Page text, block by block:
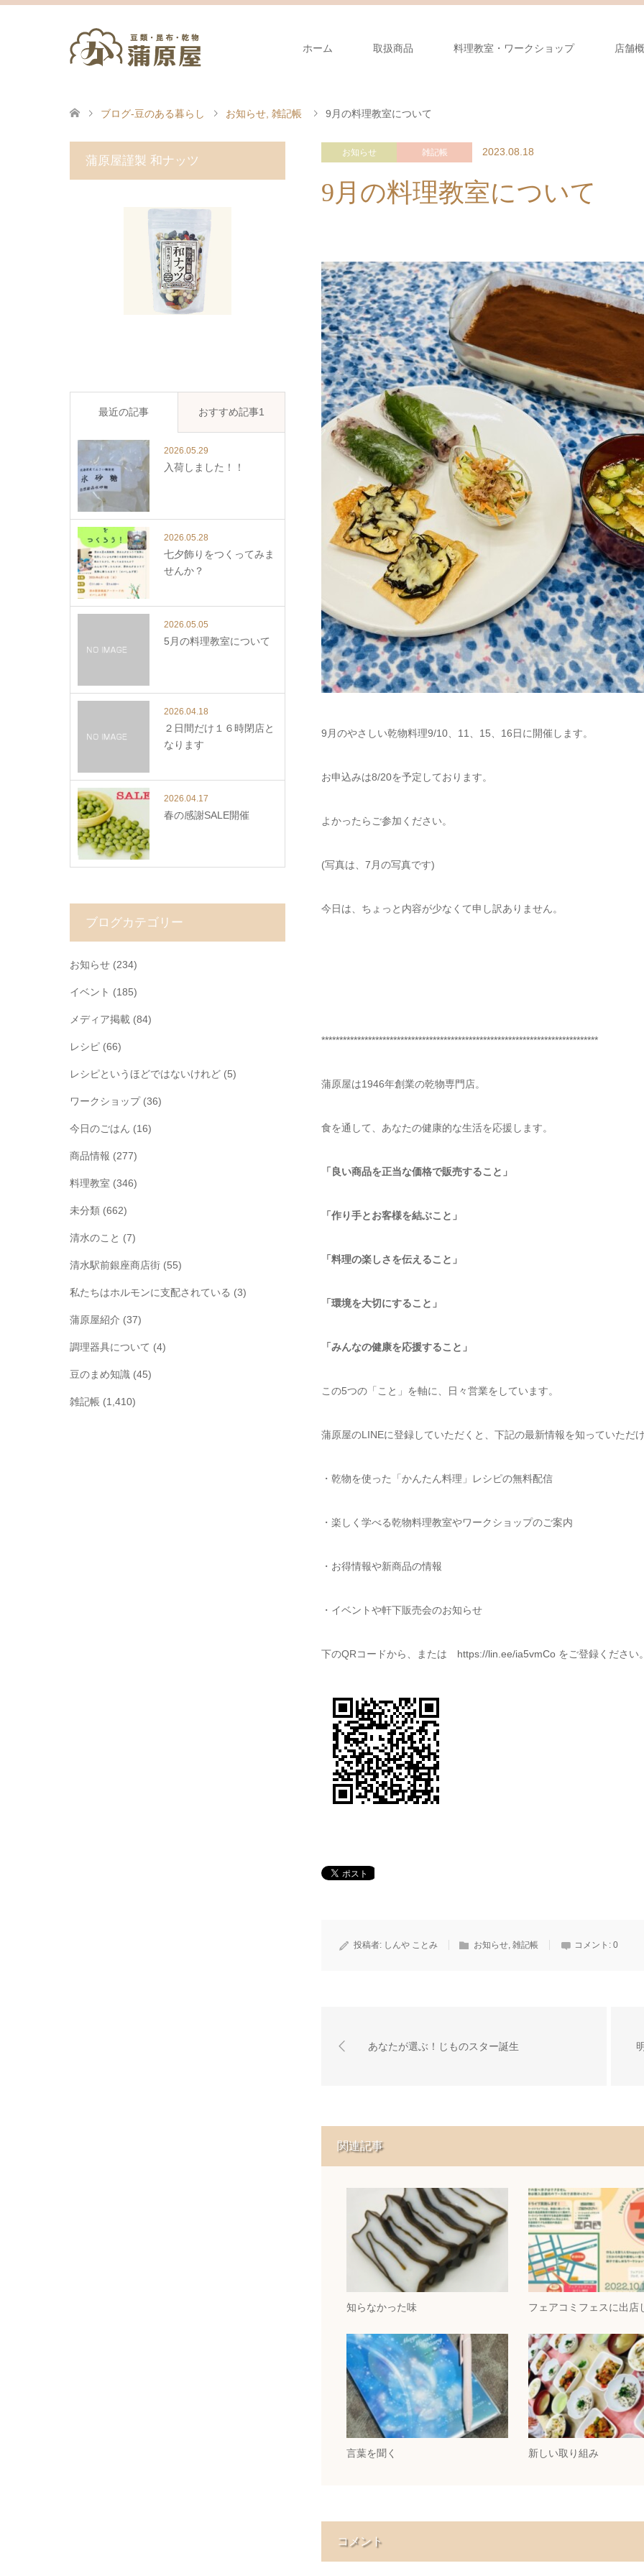
ホーム 取扱商品 料理教室・ワークショップ 店舗
ブログ-豆のある暮らし お知らせ 雑記帳 9月の料理教室について
お知らせ 雑記帳 2023.08.18
9月の料理教室について
9月のやさしい乾物料理9/10、11、15、16日に開催します。
お申込みは8/20を予定しております。
よかったらご参加ください。
(写真は、7月の写真です)
今日は、ちょっと内容が少なくて申し訳ありません。
*****************************************************************************
蒲原屋は1946年創業の乾物専門店。
食を通して、あなたの健康的な生活を応援します。
「良い商品を正当な価格で販売すること」
「作り手とお客様を結ぶこと」
「料理の楽しさを伝えること」
「環境を大切にすること」
「みんなの健康を応援すること」
この5つの「こと」を軸に、日々営業をしています。
蒲原屋のLINEに登録していただくと、下記の最新情報を知っていただ
・乾物を使った「かんたん料理」レシピの無料配信
・楽しく学べる乾物料理教室やワークショップのご案内
・お得情報や新商品の情報
・イベントや軒下販売会のお知らせ
下のQRコードから、または https://lin.ee/ia5vmCo をご登録ください
投稿者: しんや ことみ お知らせ, 雑記帳 コメント: 0
あなたが選ぶ！じものスター誕生
関連記事
知らなかった味 フェアコミフェスに出店
言葉を聞く 新しい取り組み
コメント
蒲原屋謹製 和ナッツ
最近の記事 おすすめ記事1
2026.05.29
入荷しました！！
2026.05.28
七夕飾りをつくってみま
せんか？
2026.05.05
5月の料理教室について
2026.04.18
２日間だけ１６時閉店と
なります
2026.04.17
春の感謝SALE開催
ブログカテゴリー
お知らせ (234)
イベント (185)
メディア掲載 (84)
レシピ (66)
レシピというほどではないけれど (5)
ワークショップ(36)
今日のごはん (16)
商品情報 (277)
料理教室 (346)
未分類 (662)
清水のこと (7)
清水駅前銀座商店街 (55)
私たちはホルモンに支配されている (3)
蒲原屋紹介 (37)
調理器具について (4)
豆のまめ知識 (45)
雑記帳 (1,410)